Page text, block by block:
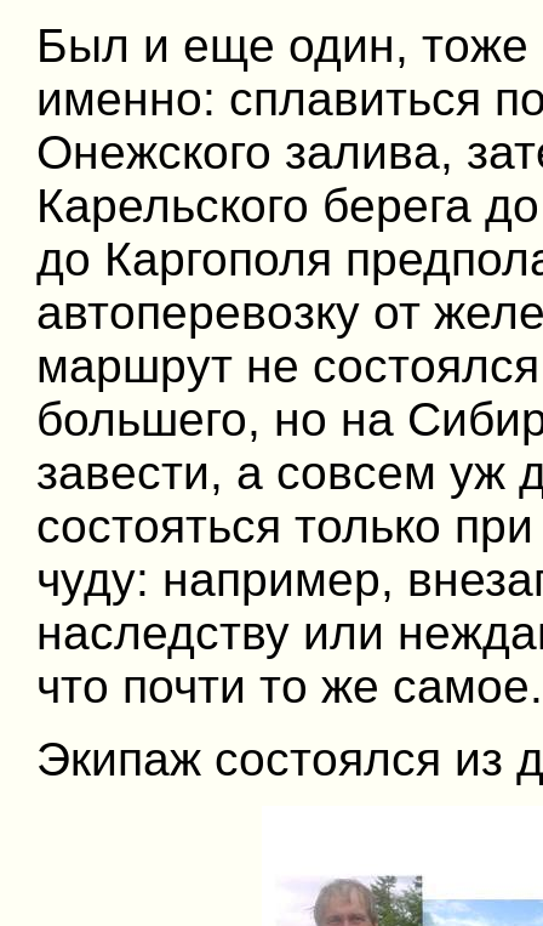
Был и еще один, тоже
именно: сплавиться
Онежского залива,
Карельского берега
до Каргополя
автоперевозку от
маршрут не
большего, но на
завести, а совсем уж
состояться только
чуду: например,
наследству или
что почти то же самое.
Экипаж состоялся из